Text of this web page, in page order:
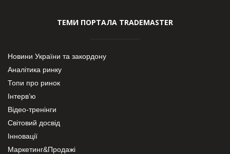
ТЕМИ ПОРТАЛА TRADEMASTER
Новини України та закордону
Аналітика ринку
Топи про ринок
Інтерв’ю
Відео-тренінги
Світовий досвід
Інновації
Маркетинг&Продажі